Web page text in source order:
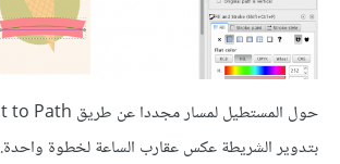
بتدوير الشريطة عكس عقارب الساعة لخطوة واحدة.